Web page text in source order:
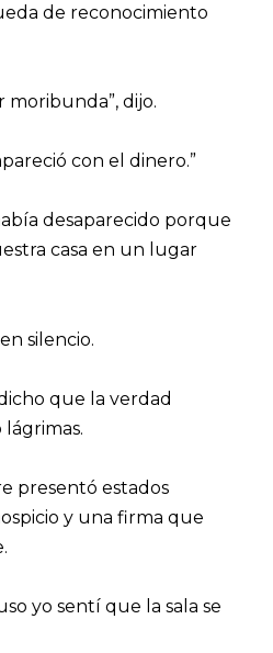
de reconocimiento
moribunda”, dijo.
con el dinero.”
desaparecido porque
casa en un lugar
silencio.
que la verdad
lágrimas.
presentó estados
y una firma que
yo sentí que la sala se